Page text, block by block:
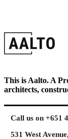
This is Aalto. A
architects,
Call us on +651
531 West